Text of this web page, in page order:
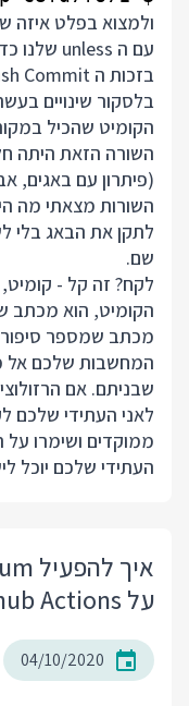
ולמצוא בפלט איזה
עם ה unless שלנו כדי למצוא למה היה צריך את התנאי.
בלסקור שינויים
השורה הזאת היתה
(פיתרון עם באגים,
השורות מצאתי מה
לתקן את הבאג בלי
שם.
לקח? זה קל - קומיט,
הקומיט, הוא מכתב
מכתב שמספר
המחשבות שלכם אל
שבניתם. אם
לאני העתידי שלכם
ממוקדים ושימרו על
העתידי שלכם יוכל
על Github Actions
04/10/2020